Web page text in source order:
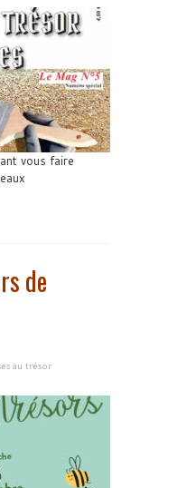
vous faire
de
au trésor